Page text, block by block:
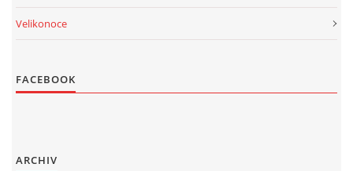
Velikonoce
FACEBOOK
ARCHIV